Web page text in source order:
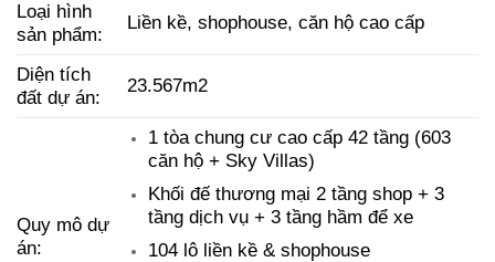
Loại hình
sản phẩm:
Liền kề, shophouse, căn hộ cao cấp
Diện tích
đất dự án:
23.567m2
Quy mô dự
án:
1 tòa chung cư cao cấp 42 tầng (603
căn hộ + Sky Villas)
Khối đế thương mại 2 tầng shop + 3
tầng dịch vụ + 3 tầng hầm để xe
104 lô liền kề & shophouse